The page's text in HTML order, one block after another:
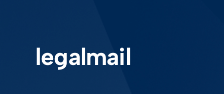
legalmail